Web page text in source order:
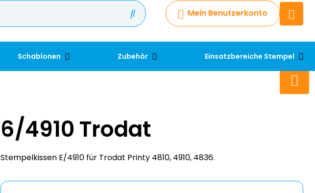
Mein Benutzerkonto
Schablonen Zubehör Einsatzbereiche Stempel
Chatbot
Chatten Sie 24/7 mit unserem
+49 2038 0480 403
6/4910 Trodat
Stempelkissen E/4910 für Trodat Printy 4810, 4910, 4836.